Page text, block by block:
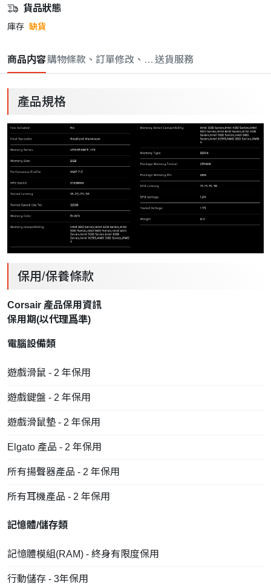
貨品狀態
庫存 缺貨
商品内容購物條款、訂單修改、取消與退款政策
送貨服務
產品規格
保用/保養條款
Corsair 產品保用資訊
保用期(以代理爲準)
電腦設備類
遊戲滑鼠 - 2 年保用
遊戲鍵盤 - 2 年保用
遊戲滑鼠墊 - 2 年保用
Elgato 產品 - 2 年保用
所有揚聲器產品 - 2 年保用
所有耳機產品 - 2 年保用
記憶體/儲存類
記憶體模組(RAM) - 終身有限度保用
行動儲存 - 3年保用